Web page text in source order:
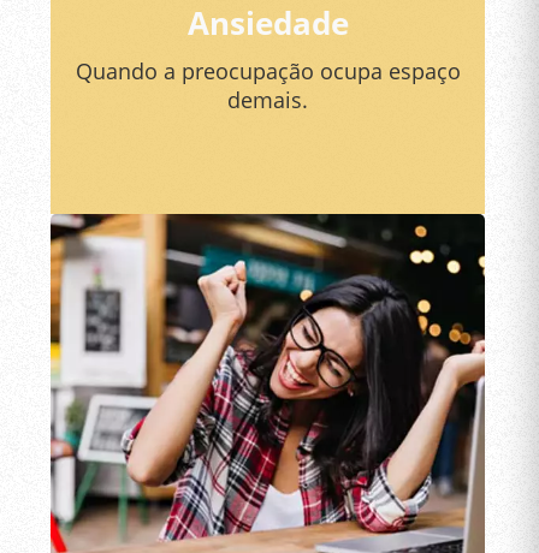
Ansiedade
Quando a preocupação ocupa espaço
demais.